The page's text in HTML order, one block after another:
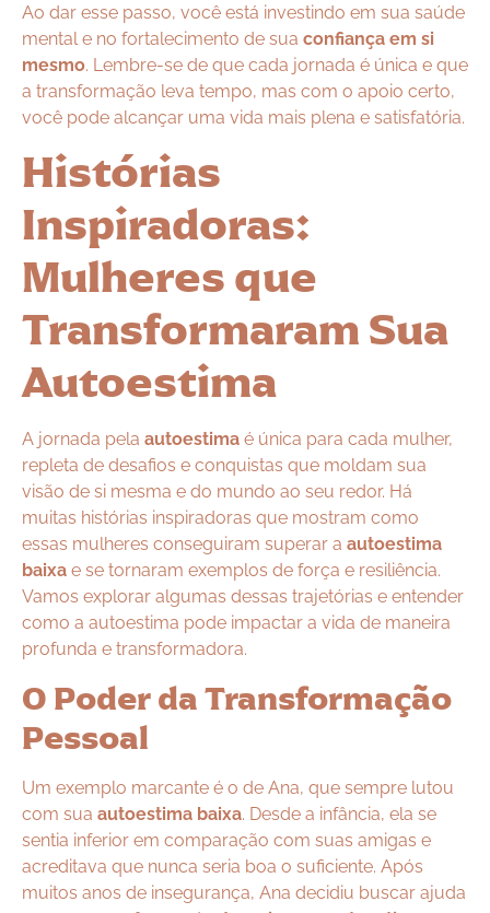
Ao dar esse passo, você está investindo em sua saúde
mental e no fortalecimento de sua confiança em si
mesmo. Lembre-se de que cada jornada é única e que
a transformação leva tempo, mas com o apoio certo,
você pode alcançar uma vida mais plena e satisfatória.
Histórias
Inspiradoras:
Mulheres que
Transformaram Sua
Autoestima
A jornada pela autoestima é única para cada mulher,
repleta de desafios e conquistas que moldam sua
visão de si mesma e do mundo ao seu redor. Há
muitas histórias inspiradoras que mostram como
essas mulheres conseguiram superar a autoestima
baixa e se tornaram exemplos de força e resiliência.
Vamos explorar algumas dessas trajetórias e entender
como a autoestima pode impactar a vida de maneira
profunda e transformadora.
O Poder da Transformação
Pessoal
Um exemplo marcante é o de Ana, que sempre lutou
com sua autoestima baixa. Desde a infância, ela se
sentia inferior em comparação com suas amigas e
acreditava que nunca seria boa o suficiente. Após
muitos anos de insegurança, Ana decidiu buscar ajuda